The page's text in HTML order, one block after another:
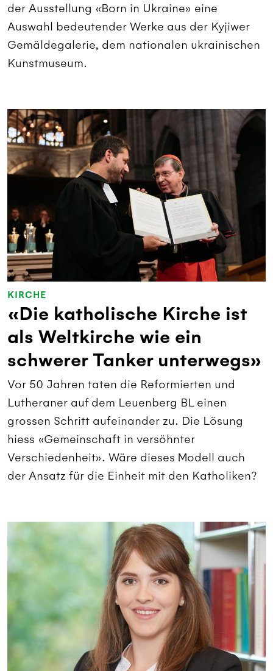
der Ausstellung «Born in Ukraine» eine
Auswahl bedeutender Werke aus der Kyjiwer
Gemäldegalerie, dem nationalen ukrainischen
Kunstmuseum.
KIRCHE
«Die katholische Kirche ist
als Weltkirche wie ein
schwerer Tanker unterwegs»
Vor 50 Jahren taten die Reformierten und
Lutheraner auf dem Leuenberg BL einen
grossen Schritt aufeinander zu. Die Lösung
hiess «Gemeinschaft in versöhnter
Verschiedenheit». Wäre dieses Modell auch
der Ansatz für die Einheit mit den Katholiken?